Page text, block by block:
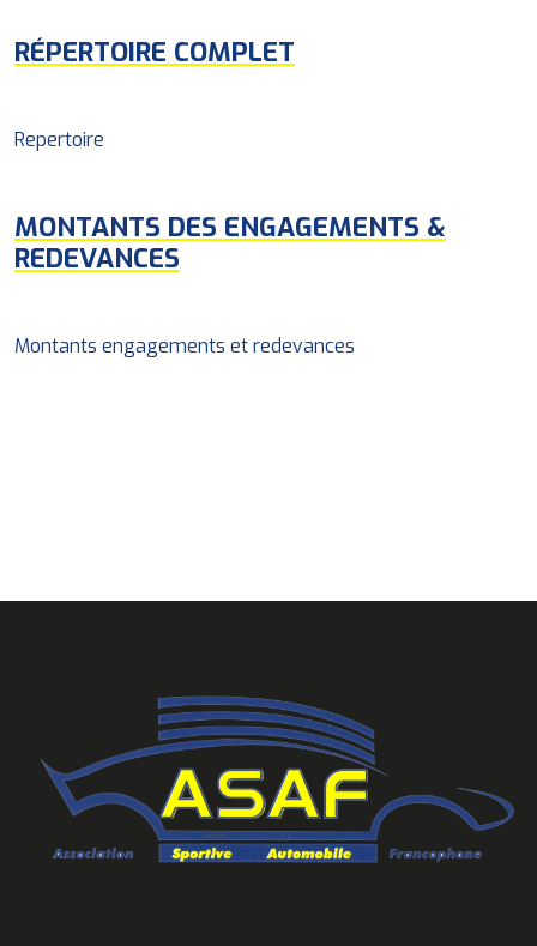
RÉPERTOIRE COMPLET
Repertoire
MONTANTS DES ENGAGEMENTS &
REDEVANCES
Montants engagements et redevances